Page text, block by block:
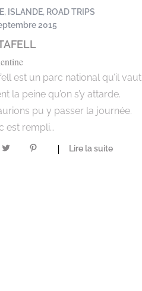
, ISLANDE, ROAD TRIPS
2015
est un parc national qu’il vaut
la peine qu’on s’y attarde.
pu y passer la journée.
est rempli…
Lire la suite